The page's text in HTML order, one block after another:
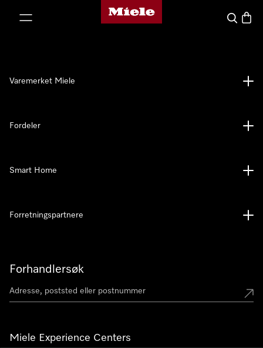
Mieles hjemmeside
Søk
Forhandlersøk
Miele Experience Centers
Varemerket Miele
Fordeler
Smart Home
Forretningspartnere